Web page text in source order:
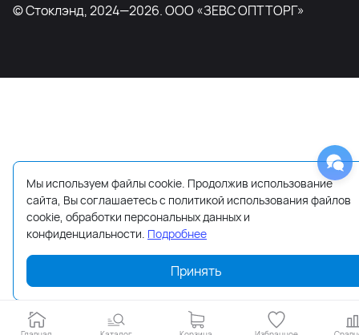
© Стоклэнд, 2024—2026. ООО «ЗЕВС ОПТТОРГ»
Мы используем файлы cookie. Продолжив использование
сайта, Вы соглашаетесь с политикой использования файлов
cookie, обработки персональных данных и
конфиденциальности. Подробнее
Принять